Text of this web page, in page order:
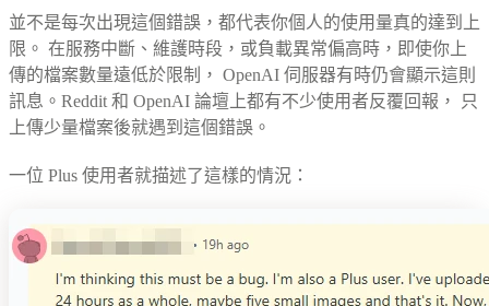
並不是每次出現這個錯誤，都代表你個人的使用量真的達到上
限。 在服務中斷、維護時段，或負載異常偏高時，即使你上
傳的檔案數量遠低於限制， OpenAI 伺服器有時仍會顯示這則
訊息。Reddit 和 OpenAI 論壇上都有不少使用者反覆回報， 只
上傳少量檔案後就遇到這個錯誤。
一位 Plus 使用者就描述了這樣的情況：